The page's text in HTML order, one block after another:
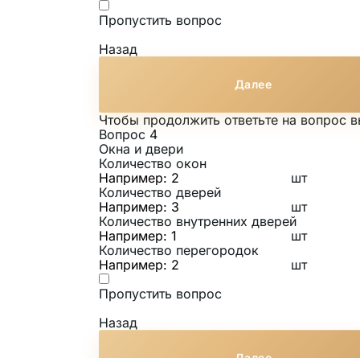
Пропустить вопрос
Назад
Далее
Чтобы продолжить ответьте на вопрос
Вопрос 4
Окна и двери
Количество окон
шт
Количество дверей
шт
Количество внутренних дверей
шт
Количество перегородок
шт
Пропустить вопрос
Назад